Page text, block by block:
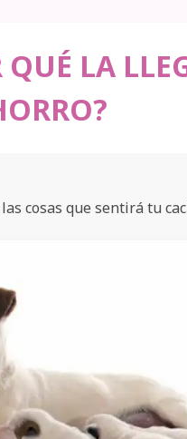
QUÉ LA
cosas que sentirá tu